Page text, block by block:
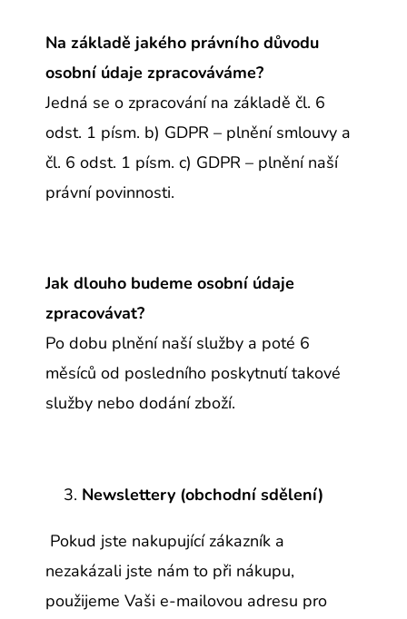
Na základě jakého právního důvodu
osobní údaje zpracováváme?
Jedná se o zpracování na základě čl. 6
odst. 1 písm. b) GDPR – plnění smlouvy a
čl. 6 odst. 1 písm. c) GDPR – plnění naší
právní povinnosti.
Jak dlouho budeme osobní údaje
zpracovávat?
Po dobu plnění naší služby a poté 6
měsíců od posledního poskytnutí takové
služby nebo dodání zboží.
Newslettery (obchodní sdělení)
Pokud jste nakupující zákazník a
nezakázali jste nám to při nákupu,
použijeme Vaši e-mailovou adresu pro